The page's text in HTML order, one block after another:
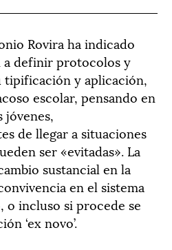
Rovira ha indicado
a definir protocolos y
tipificación y aplicación,
escolar, pensando en
jóvenes,
de llegar a situaciones
ser «evitadas». La
sustancial en la
en el sistema
o incluso si procede se
‘ex novo’.